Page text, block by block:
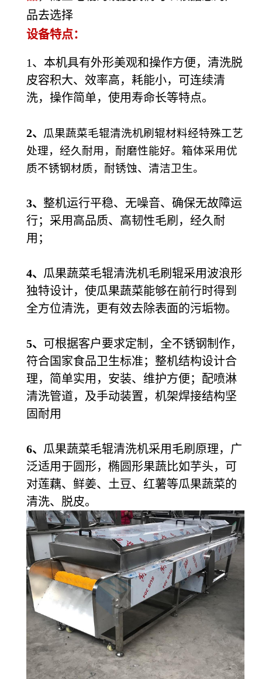
品去选择
设备特点：
1、本机具有外形美观和操作方便，清洗脱
皮容积大、效率高，耗能小，可连续清
洗，操作简单，使用寿命长等特点。
2、 瓜果蔬菜毛辊清洗机刷辊材料经特殊工艺
处理，经久耐用，耐磨性能好。箱体采用优
质不锈钢材质，耐锈蚀、清洁卫生。
3、 整机运行平稳、无噪音、确保无故障运
行；采用高品质、高韧性毛刷，经久耐
用；
4、 瓜果蔬菜毛辊清洗机毛刷辊采用波浪形
独特设计，使瓜果蔬菜能够在前行时得到
全方位清洗，更有效去除表面的污垢物。
5、 可根据客户要求定制，全不锈钢制作，
符合国家食品卫生标准；整机结构设计合
理，简单实用，安装、维护方便；配喷淋
清洗管道，及手动装置，机架焊接结构坚
固耐用
6、 瓜果蔬菜毛辊清洗机采用毛刷原理，广
泛适用于圆形，椭圆形果蔬比如芋头，可
对莲藕、 鲜姜、土豆、 红薯等瓜果蔬菜的
清洗、脱皮。